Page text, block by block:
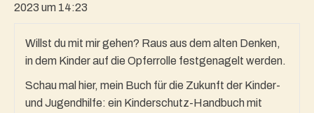
2023 um 14:23
Willst du mit mir gehen? Raus aus dem alten Denken,
in dem Kinder auf die Opferrolle festgenagelt werden.
Schau mal hier, mein Buch für die Zukunft der Kinder-
und Jugendhilfe: ein Kinderschutz-Handbuch mit